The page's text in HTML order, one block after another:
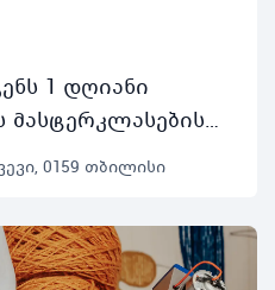
1 დღიანი
მასტერკლასების
ყოველ
24 ნოემბრის
0159 თბილისი